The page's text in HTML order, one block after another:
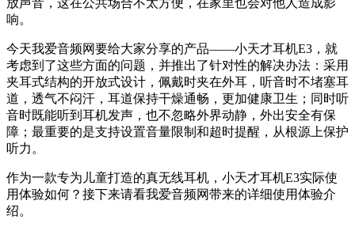
响。
今天我爱音频网要给大家分享的产品——小天才耳机E3，就
考虑到了这些方面的问题，并推出了针对性的解决办法：采用
夹耳式结构的开放式设计，佩戴时夹在外耳，听音时不堵塞耳
道，透气不闷汗，耳道保持干燥通畅，更加健康卫生；同时听
音时既能听到耳机发声，也不忽略外界动静，外出安全有保
障；最重要的是支持设置音量限制和超时提醒，从根源上保护
听力。
作为一款专为儿童打造的真无线耳机，小天才耳机E3实际使
用体验如何？接下来请看我爱音频网带来的详细使用体验介
绍。